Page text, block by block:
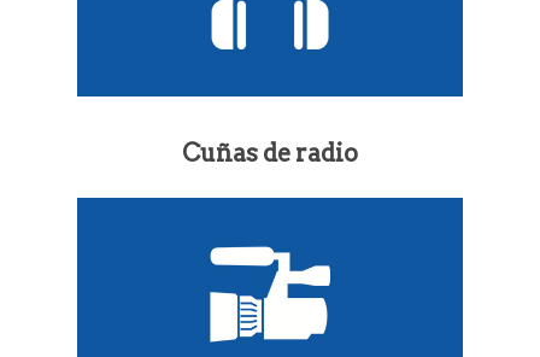
Cuñas de radio